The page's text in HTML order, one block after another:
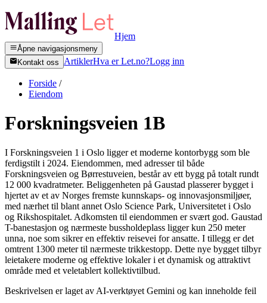
Hjem
Åpne navigasjonsmeny
Kontakt oss
ArtiklerHva er Let.no?Logg inn
Forside /
Eiendom
Forskningsveien 1B
I Forskningsveien 1 i Oslo ligger et moderne kontorbygg som ble
ferdigstilt i 2024. Eiendommen, med adresser til både
Forskningsveien og Børrestuveien, består av ett bygg på totalt rundt
12 000 kvadratmeter. Beliggenheten på Gaustad plasserer bygget i
hjertet av et av Norges fremste kunnskaps- og innovasjonsmiljøer,
med nærhet til blant annet Oslo Science Park, Universitetet i Oslo
og Rikshospitalet. Adkomsten til eiendommen er svært god. Gaustad
T-banestasjon og nærmeste bussholdeplass ligger kun 250 meter
unna, noe som sikrer en effektiv reisevei for ansatte. I tillegg er det
omtrent 1300 meter til nærmeste trikkestopp. Dette nye bygget tilbyr
leietakere moderne og effektive lokaler i et dynamisk og attraktivt
område med et veletablert kollektivtilbud.
Beskrivelsen er laget av AI-verktøyet Gemini og kan inneholde feil